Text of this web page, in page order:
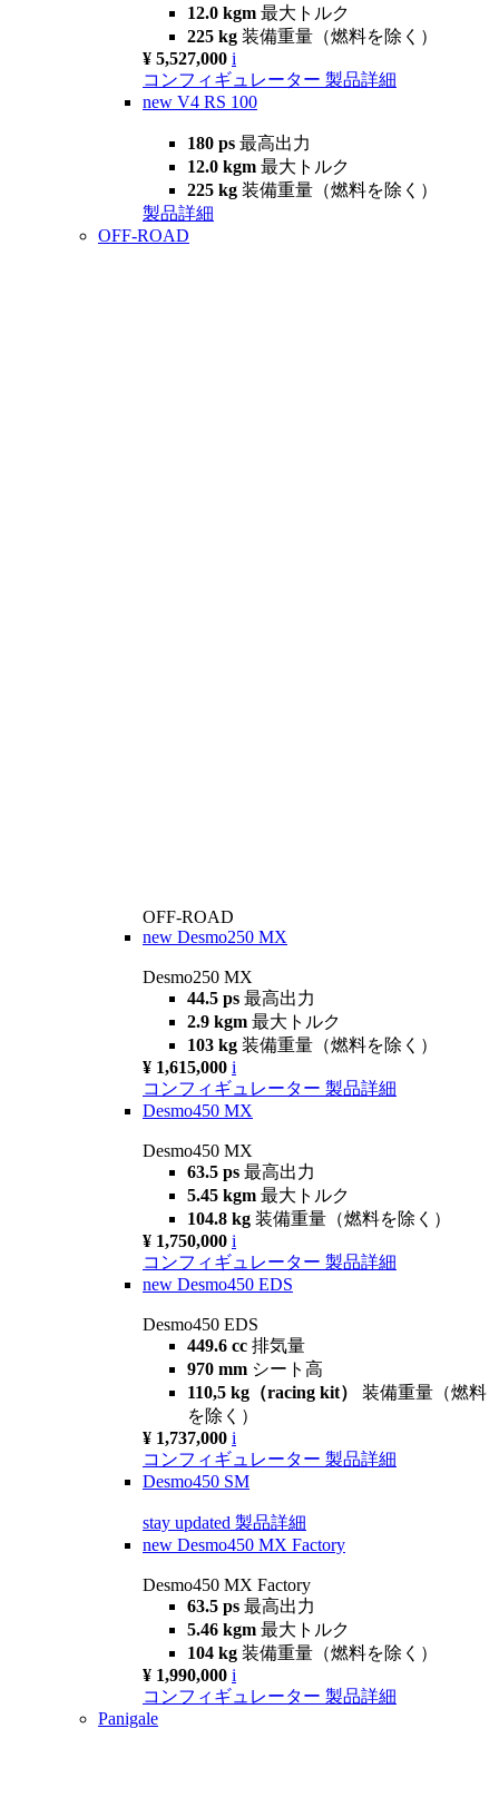
12.0 kgm 最大トルク
225 kg 装備重量（燃料を除く）
¥ 5,527,000 i
コンフィギュレーター 製品詳細
new V4 RS 100
180 ps 最高出力
12.0 kgm 最大トルク
225 kg 装備重量（燃料を除く）
製品詳細
OFF-ROAD
OFF-ROAD
new Desmo250 MX
Desmo250 MX
44.5 ps 最高出力
2.9 kgm 最大トルク
103 kg 装備重量（燃料を除く）
¥ 1,615,000 i
コンフィギュレーター 製品詳細
Desmo450 MX
Desmo450 MX
63.5 ps 最高出力
5.45 kgm 最大トルク
104.8 kg 装備重量（燃料を除く）
¥ 1,750,000 i
コンフィギュレーター 製品詳細
new Desmo450 EDS
Desmo450 EDS
449.6 cc 排気量
970 mm シート高
110,5 kg（racing kit） 装備重量（燃料
を除く）
¥ 1,737,000 i
コンフィギュレーター 製品詳細
Desmo450 SM
stay updated 製品詳細
new Desmo450 MX Factory
Desmo450 MX Factory
63.5 ps 最高出力
5.46 kgm 最大トルク
104 kg 装備重量（燃料を除く）
¥ 1,990,000 i
コンフィギュレーター 製品詳細
Panigale